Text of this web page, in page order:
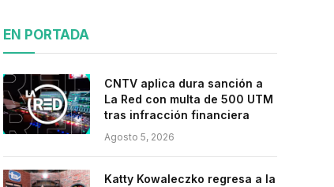
EN PORTADA
CNTV aplica dura sanción a
La Red con multa de 500 UTM
tras infracción financiera
Agosto 5, 2026
Katty Kowaleczko regresa a la